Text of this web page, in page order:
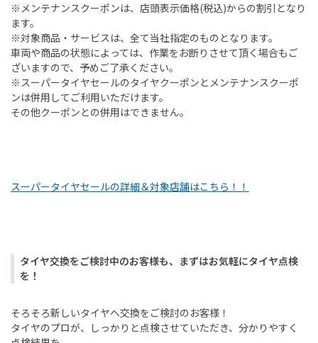
※メンテナンスクーポンは、店頭表示価格(税込)からの割引となり
ます。
※対象商品・サービスは、全て当社指定のものとなります。
車両や商品の状態によっては、作業をお断りさせて頂く場合もご
ざいますので、予めご了承ください。
※スーパータイヤセールのタイヤクーポンとメンテナンスクーポ
ンは併用してご利用いただけます。
その他クーポンとの併用はできません。
スーパータイヤセールの詳細＆対象店舗はこちら！！
タイヤ交換をご検討中のお客様も、まずはお気軽にタイヤ点検
を！
そろそろ新しいタイヤへ交換をご検討のお客様！
タイヤのプロが、しっかりと点検させていただき、分かりやすく